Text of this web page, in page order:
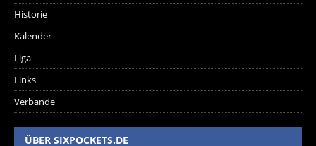
Historie
Kalender
Liga
Links
Verbände
ÜBER SIXPOCKETS.DE